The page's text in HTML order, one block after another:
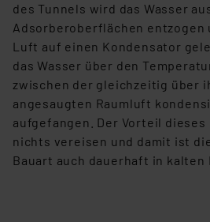
des Tunnels wird das Wasser
Adsorberoberflächen entzogen
Luft auf einen Kondensator
das Wasser über den
zwischen der gleichzeitig über
angesaugten Raumluft
aufgefangen. Der Vorteil dieses
nichts vereisen und damit ist
Bauart auch dauerhaft in kalten